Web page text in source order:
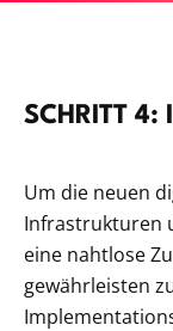
SCHRITT 4:
Um die neuen
Infrastrukturen
eine nahtlose
gewährleisten